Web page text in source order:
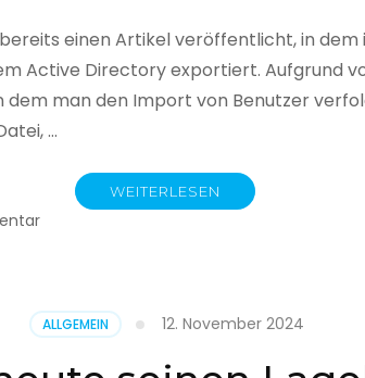
einen Artikel veröffentlicht, in dem
Active Directory exportiert. Aufgrund
man den Import von Benutzer
…
WEITERLESEN
zu
Benutzer
aus
ALLGEMEIN 12. November 2024